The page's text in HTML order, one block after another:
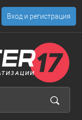
Вход и регистрация